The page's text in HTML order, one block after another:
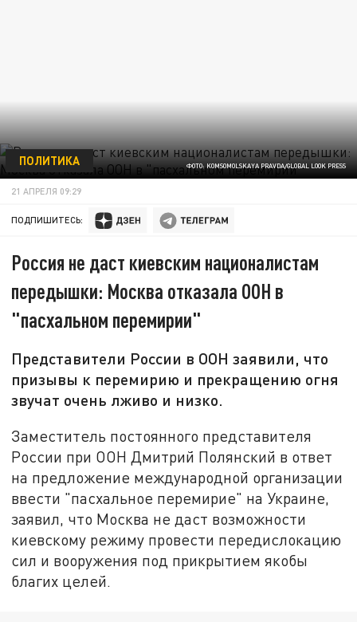
ФОТО: KOMSOMOLSKAYA PRAVDA/GLOBAL LOOK PRESS
ПОЛИТИКА
21 АПРЕЛЯ 09:29
ПОДПИШИТЕСЬ:
Россия не даст киевским националистам
передышки: Москва отказала ООН в
"пасхальном перемирии"
Представители России в ООН заявили, что
призывы к перемирию и прекращению огня
звучат очень лживо и низко.
Заместитель постоянного представителя
России при ООН Дмитрий Полянский в ответ
на предложение международной организации
ввести "пасхальное перемирие" на Украине,
заявил, что Москва не даст возможности
киевскому режиму провести передислокацию
сил и вооружения под прикрытием якобы
благих целей.